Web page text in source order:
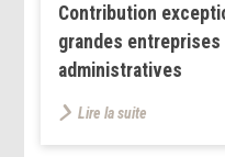
Contribution
grandes
administratives
Lire la suite